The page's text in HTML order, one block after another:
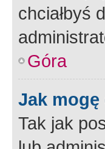
chciałbyś
Góra
Jak
Tak jak